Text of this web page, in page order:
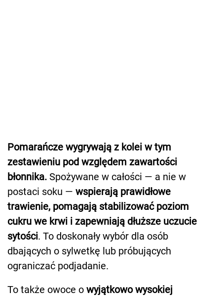
Pomarańcze wygrywają z kolei w tym
zestawieniu pod względem zawartości
błonnika. Spożywane w całości — a nie w
postaci soku — wspierają prawidłowe
trawienie, pomagają stabilizować poziom
cukru we krwi i zapewniają dłuższe uczucie
sytości. To doskonały wybór dla osób
dbających o sylwetkę lub próbujących
ograniczać podjadanie.
To także owoce o wyjątkowo wysokiej